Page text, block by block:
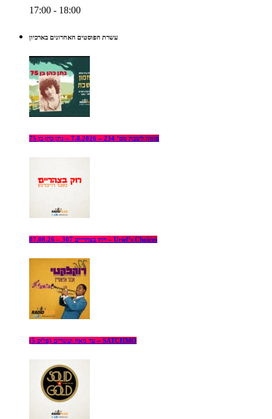
17:00 - 18:00
עשרת הפוסטים האחרונים בארכיון
פזמון לשבת מס’ 234 – 7.8.2026 – נתן כהן בן 75
רוק בצהריים 307 – 07.08.26 – Uriel’s Choices
עד מאה ועשרים (פלוס 5) – SATCHMO